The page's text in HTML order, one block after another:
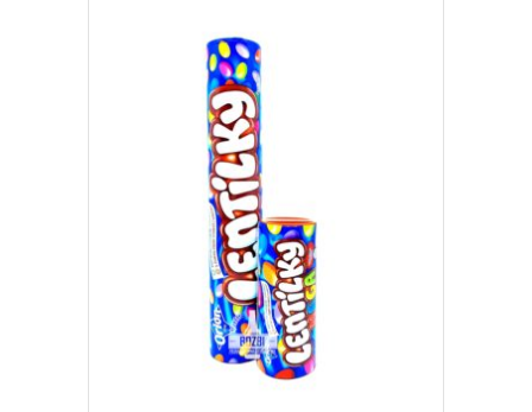
DOWIEDZ SIĘ WIĘCEJ